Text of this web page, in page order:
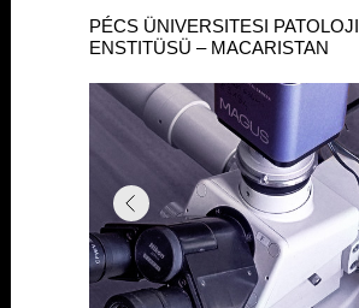
PÉCS ÜNIVERSITESI PATOLOJI
ENSTITÜSÜ – MACARISTAN
PÉCS ÜNIVERSITESI PATOLOJI
ENSTITÜSÜ – MACARISTAN